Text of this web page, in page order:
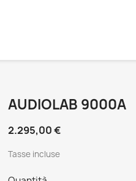
AUDIOLAB 9000A
2.295,00 €
Tasse incluse